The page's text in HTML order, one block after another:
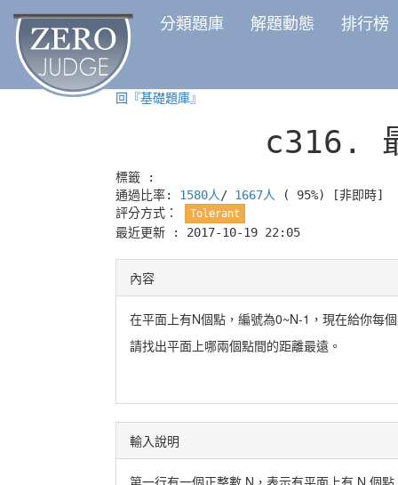
分類題庫 解題動態 排行榜
回『基礎題庫』
c316.
標籤 :
通過比率: 1580人 / 1667人 ( 95%)
[非即時]
評分方式：
Tolerant
最近更新 : 2017-10-19 22:05
內容
在平面上有N個點，編號為0~N-1，現在給你每
請找出平面上哪兩個點間的距離最遠。
輸入說明
第一行有一個正整數 N，表示有平面上有 N 個點